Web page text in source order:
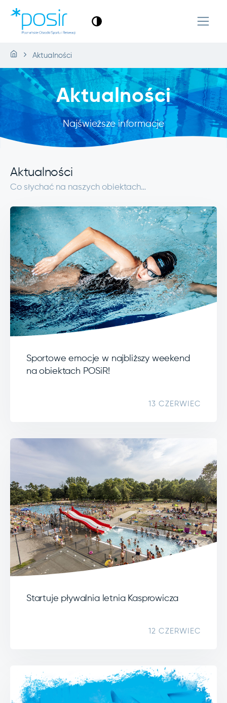
Aktualności
Aktualności
Najświeższe informacje
Aktualności
Co słychać na naszych obiektach…
Sportowe emocje w najbliższy weekend
na obiektach POSiR!
13 CZERWIEC
Startuje pływalnia letnia Kasprowicza
12 CZERWIEC